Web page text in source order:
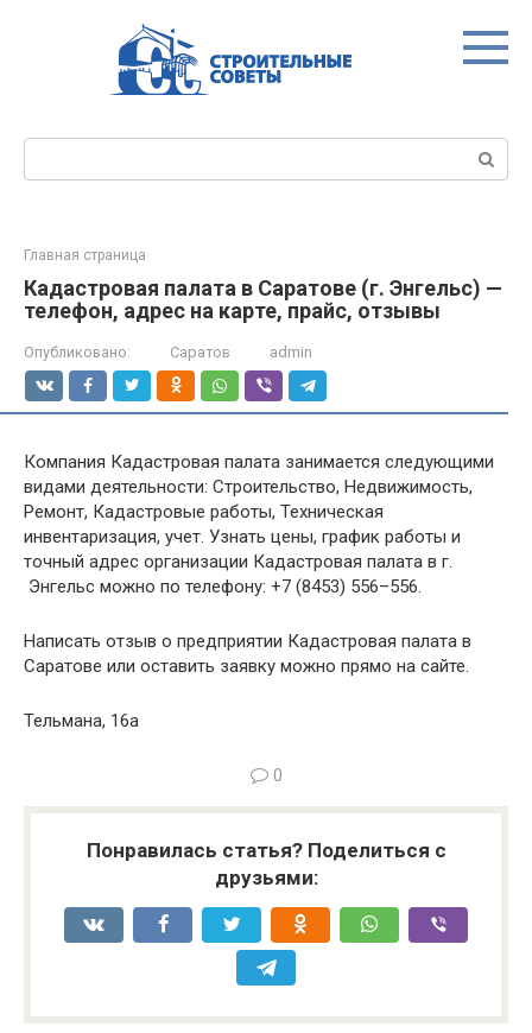
Главная страница
Кадастровая палата в Саратове (г. Энгельс) —
телефон, адрес на карте, прайс, отзывы
Опубликовано: Саратов admin
Компания Кадастровая палата занимается следующими
видами деятельности: Строительство, Недвижимость,
Ремонт, Кадастровые работы, Техническая
инвентаризация, учет. Узнать цены, график работы и
точный адрес организации Кадастровая палата в г.
Энгельс можно по телефону: +7 (8453) 556–556.
Написать отзыв о предприятии Кадастровая палата в
Саратове или оставить заявку можно прямо на сайте.
Тельмана, 16а
0
Понравилась статья? Поделиться с
друзьями: